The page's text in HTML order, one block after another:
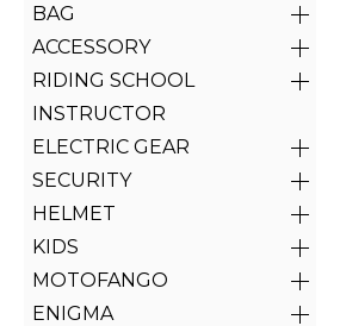
BAG
ACCESSORY
RIDING SCHOOL
INSTRUCTOR
ELECTRIC GEAR
SECURITY
HELMET
KIDS
MOTOFANGO
ENIGMA